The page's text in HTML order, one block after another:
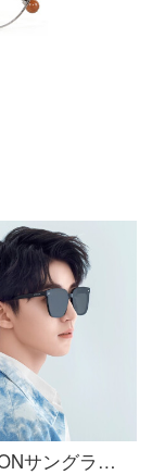
暴龙BOLONサングラススター王俊凱同款サングラス